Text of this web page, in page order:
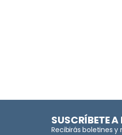
SUSCRÍBETE
Recibirás boletines